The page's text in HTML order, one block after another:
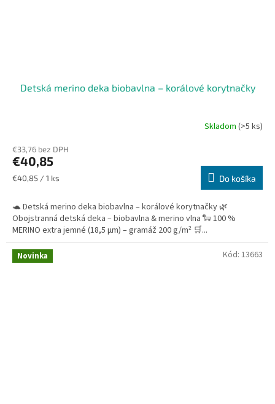
Detská merino deka biobavlna – korálové korytnačky
Skladom (>5 ks)
€33,76 bez DPH
€40,85
Jednotková
€40,85 / 1 ks Do košíka
🐢 Detská merino deka biobavlna – korálové korytnačky 🌿
Obojstranná detská deka – biobavlna & merino vlna 🐑 100 %
MERINO extra jemné (18,5 µm) – gramáž 200 g/m² 🛒...
Novinka Kód: 13663